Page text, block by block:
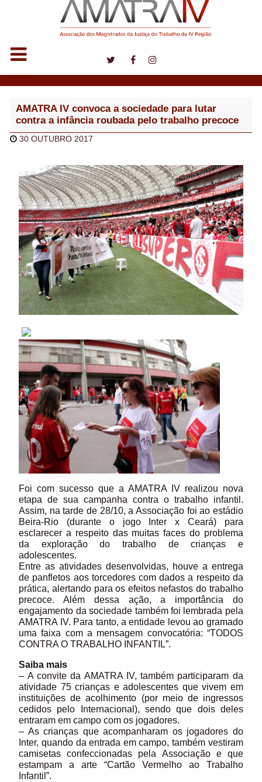
AMATRA IV convoca a sociedade para lutar
contra a infância roubada pelo trabalho precoce
30 OUTUBRO 2017
Foi com sucesso que a AMATRA IV realizou nova
etapa de sua campanha contra o trabalho infantil.
Assim, na tarde de 28/10, a Associação foi ao estádio
Beira-Rio (durante o jogo Inter x Ceará) para
esclarecer a respeito das muitas faces do problema
da exploração do trabalho de crianças e
adolescentes.
Entre as atividades desenvolvidas, houve a entrega
de panfletos aos torcedores com dados a respeito da
prática, alertando para os efeitos nefastos do trabalho
precoce. Além dessa ação, a importância do
engajamento da sociedade também foi lembrada pela
AMATRA IV. Para tanto, a entidade levou ao gramado
uma faixa com a mensagem convocatória: “TODOS
CONTRA O TRABALHO INFANTIL”.
Saiba mais
– A convite da AMATRA IV, também participaram da
atividade 75 crianças e adolescentes que vivem em
instituições de acolhimento (por meio de ingressos
cedidos pelo Internacional), sendo que dois deles
entraram em campo com os jogadores.
– As crianças que acompanharam os jogadores do
Inter, quando da entrada em campo, também vestiram
camisetas confeccionadas pela Associação e que
estampam a arte “Cartão Vermelho ao Trabalho
Infantil”.